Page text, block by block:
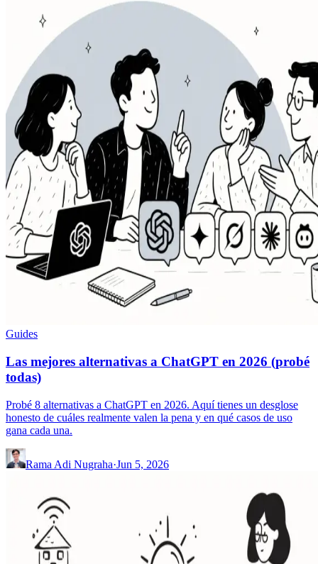
Guides
Las mejores alternativas a ChatGPT en 2026 (probé
todas)
Probé 8 alternativas a ChatGPT en 2026. Aquí tienes un desglose
honesto de cuáles realmente valen la pena y en qué casos de uso
gana cada una.
Rama Adi Nugraha·Jun 5, 2026